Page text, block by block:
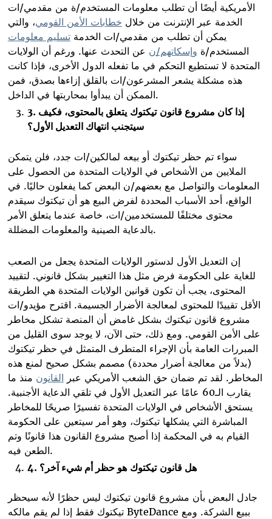
الأمريكية أيضًا أن تطلب معلومات المستخدم/ة من مقدمي/ات
الخدمة عبر الإنترنت من خلال خطابات الأمن القومي، والتي
يمكن أن تطلب من مقدمي/ات الخدمةتسليم معلومات
المستخدم/ة وإسكاتهم/ن عن التحدث عنها. ورغم أن الولايات
المتحدة لا تستطيع التحكم في ما تفعله الدول الأخرى، فإذا كانت
هذه مشكلة يشعر المشرعون/ات بالقلق إزاءها بصدق، فمن
الممكن أن يبدأوا بمحاربتها في الداخل.
3. إذا كان مشروع قانون تيكتوك يتعلق بالمحتوى، فكيف
سيتجنب انتهاك التعديل الأول؟
سواء تم حظر تيكتوك أو بيعه لمالكين/ات جدد، فلن يتمكن
الملايين من الأشخاص في الولايات المتحدة من الحصول على
المعلومات والتواصل مع بعضهم/ن البعض كما يفعلون حاليًا. في
الواقع، أحد الأسباب المحددة لفرض البيع هو أن تيكتوك سيقدم
محتوى مختلفًا للمستخدمين/ات، خاصة عندما يتعلق الأمر
بالدعاية الصينية والمعلومات المضللة.
إن التعديل الأول لدستور الولايات المتحدة يجعل من الصعب
للغاية على الحكومة فرض مثل هذا التغيير بشكل قانوني. لتقييد
المحتوى، يجب أن تكون قوانين الولايات المتحدة هي الطريقة
الأقل تقييدًا للمحتوى لمعالجة الأضرار الجسيمة. اقترح مؤيدو/ات
مشروع قانون تيكتوك بشكل غامض أن المنصة تشكل مخاطر
على الأمن القومي. ومع ذلك، حتى الآن، لا يوجد سوى القليل من
المبررات العامة بأن الإجراء المتطرف المتمثل في حظر تيكتوك
(بدلاً من معالجة أضرار محددة) مصمم بشكل صحيح لمنع هذه
المخاطر. لقد تم ضمان حق الشعب الأمريكي عبر القانون منذ ما
يقارب الـ60 عامًا عبر التعديل الأول في تلقي الدعاية الأجنبية.
يستحق الأشخاص في الولايات المتحدة تفسيرًا صريحًا للمخاطر
المباشرة التي يشكلها تيكتوك، وهو أمر سيتعين على الحكومة
القيام به في المحكمة إذا أصبح مشروع القانون هذا قانونًا وتم
الطعن فيه.
4. هل قانون تيكتوك هو حظر أم شيء آخر؟
جادل البعض بأن مشروع قانون تيكتوك ليس حظرًا لأنه سيحظر
تيكتوك فقط إذا لم يقم مالكهByteDance ببيع الشركة. ومع